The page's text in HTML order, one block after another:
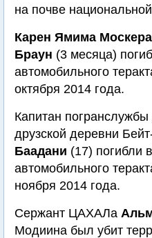
на почве
Карен Ямима Москера
Браун (3 месяца)
автомобильного
октября 2014 года.
Капитан погранслужбы
друзской деревни
Баадани (17) погибли
автомобильного
ноября 2014 года.
Сержант ЦАХАЛа
Модиина был убит